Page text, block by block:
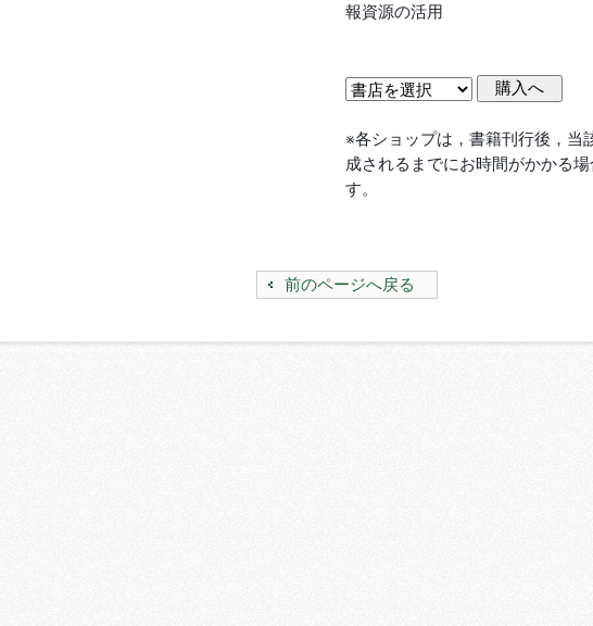
報資源の活用
※各ショップは，書籍刊行後，当
成されるまでにお時間がかかる場
す。
前のページへ戻る